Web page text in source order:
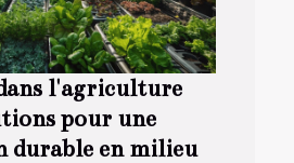
l'agriculture
pour une
durable en milieu